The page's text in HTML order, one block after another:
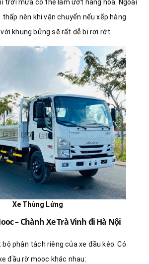
trời mưa có thể làm ướt hàng hóa. Ngoài
thấp nên khi vận chuyển nếu xếp hàng
khung bửng sẽ rất dễ bị rơi rớt.
Xe Thùng Lửng
– Chành Xe Trà Vinh đi Hà Nội
bộ phận tách riêng của xe đầu kéo. Có
đầu rờ mooc khác nhau: